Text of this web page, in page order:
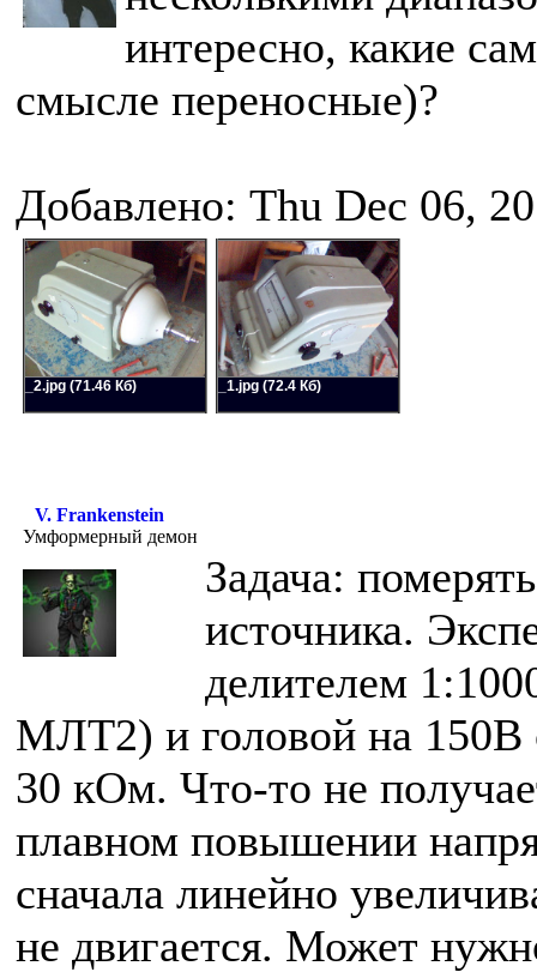
интересно, какие
смысле переносные)?
Добавлено: Thu Dec 06,
_2.jpg (71.46 Кб) _1.jpg (72.4 Кб)
V. Frankenstein
Умформерный демон
Задача:
источника.
делителем
МЛТ2) и головой на 150В
30 кОм. Что-то не
плавном повышении
сначала линейно
не двигается. Может